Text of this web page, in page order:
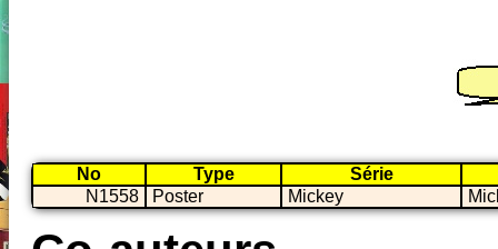
No Type
Série
N1558
Poster Mickey